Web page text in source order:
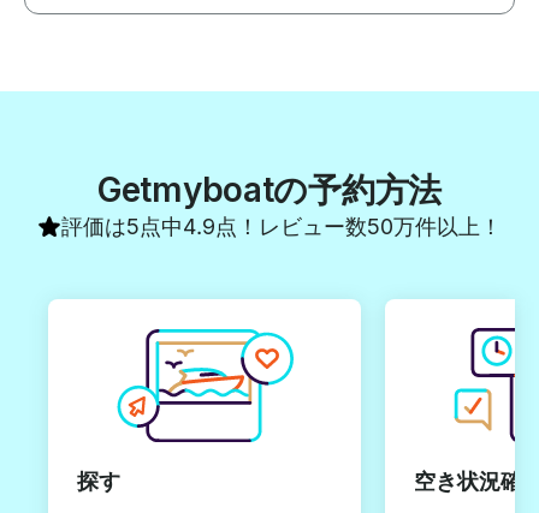
Getmyboatの予約方法
評価は5点中4.9点！レビュー数50万件以上！
探す 空き状況確